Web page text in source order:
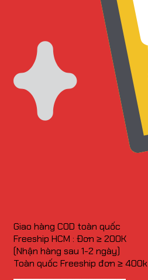
Giao hàng COD toàn quốc
Freeship HCM : Đơn ≥ 200K
(Nhận hàng sau 1-2 ngày)
Toàn quốc Freeship đơn ≥ 400k